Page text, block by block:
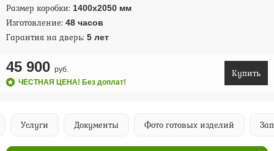
Размер коробки: 1400х2050 мм
Изготовление: 48 часов
Гарантия на дверь: 5 лет
45 900 руб.
ЧЕСТНАЯ ЦЕНА! Без доплат!
Купить
Услуги Документы Фото готовых изделий